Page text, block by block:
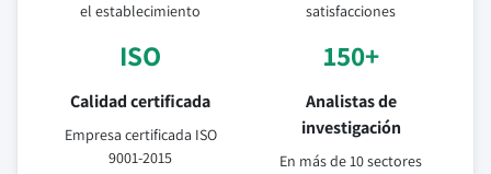
el establecimiento
satisfacciones
ISO
Calidad certificada
Empresa certificada ISO
9001-2015
150+
Analistas de
investigación
En más de 10 sectores